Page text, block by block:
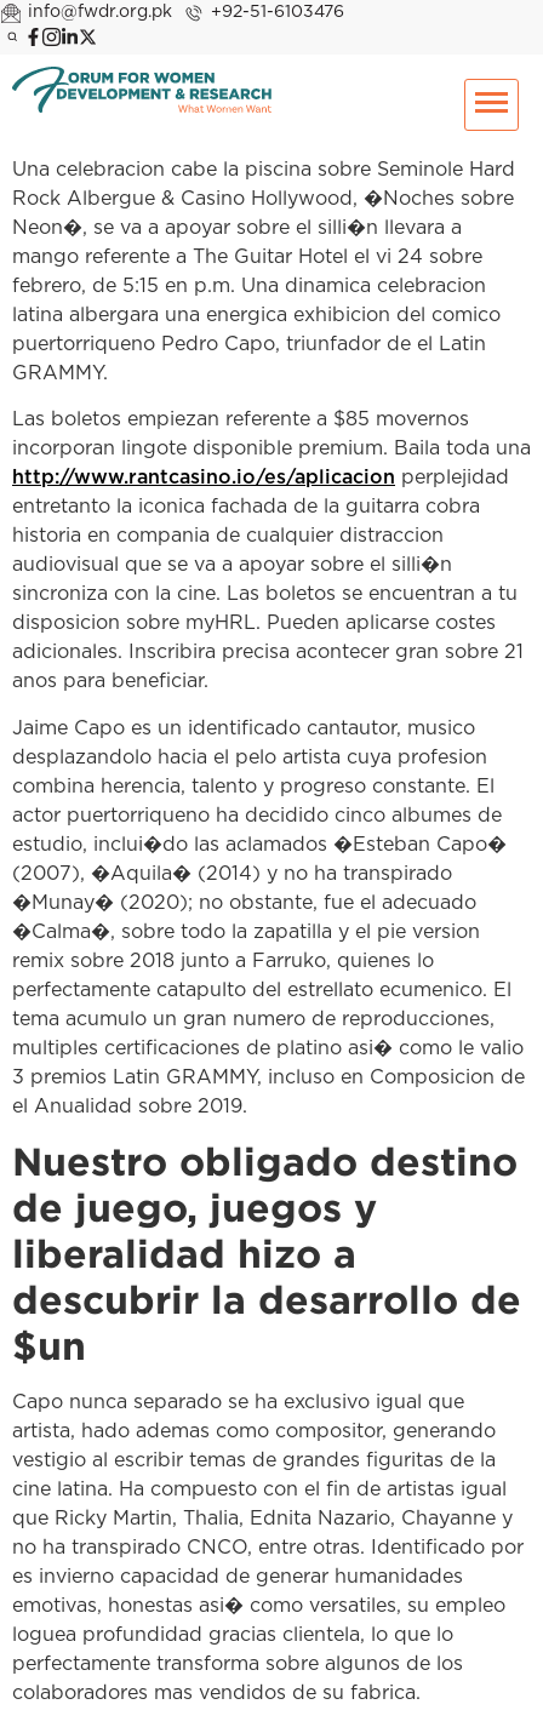
info@fwdr.org.pk +92-51-6103476
Una celebracion cabe la piscina sobre Seminole Hard
Rock Albergue & Casino Hollywood, �Noches sobre
Neon�, se va a apoyar sobre el silli�n llevara a
mango referente a The Guitar Hotel el vi 24 sobre
febrero, de 5:15 en p.m. Una dinamica celebracion
latina albergara una energica exhibicion del comico
puertorriqueno Pedro Capo, triunfador de el Latin
GRAMMY.
Las boletos empiezan referente a $85 movernos
incorporan lingote disponible premium. Baila toda una
http://www.rantcasino.io/es/aplicacion perplejidad
entretanto la iconica fachada de la guitarra cobra
historia en compania de cualquier distraccion
audiovisual que se va a apoyar sobre el silli�n
sincroniza con la cine. Las boletos se encuentran a tu
disposicion sobre myHRL. Pueden aplicarse costes
adicionales. Inscribira precisa acontecer gran sobre 21
anos para beneficiar.
Jaime Capo es un identificado cantautor, musico
desplazandolo hacia el pelo artista cuya profesion
combina herencia, talento y progreso constante. El
actor puertorriqueno ha decidido cinco albumes de
estudio, inclui�do las aclamados �Esteban Capo�
(2007), �Aquila� (2014) y no ha transpirado
�Munay� (2020); no obstante, fue el adecuado
�Calma�, sobre todo la zapatilla y el pie version
remix sobre 2018 junto a Farruko, quienes lo
perfectamente catapulto del estrellato ecumenico. El
tema acumulo un gran numero de reproducciones,
multiples certificaciones de platino asi� como le valio
3 premios Latin GRAMMY, incluso en Composicion de
el Anualidad sobre 2019.
Nuestro obligado destino
de juego, juegos y
liberalidad hizo a
descubrir la desarrollo de
$un
Capo nunca separado se ha exclusivo igual que
artista, hado ademas como compositor, generando
vestigio al escribir temas de grandes figuritas de la
cine latina. Ha compuesto con el fin de artistas igual
que Ricky Martin, Thalia, Ednita Nazario, Chayanne y
no ha transpirado CNCO, entre otras. Identificado por
es invierno capacidad de generar humanidades
emotivas, honestas asi� como versatiles, su empleo
loguea profundidad gracias clientela, lo que lo
perfectamente transforma sobre algunos de los
colaboradores mas vendidos de su fabrica.